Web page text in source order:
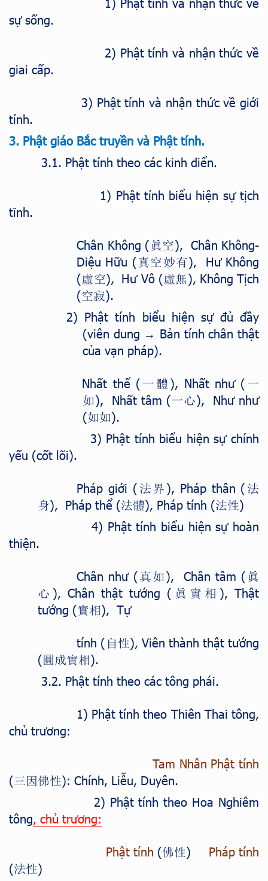
sự sống.
2) Phật tính và nhận thức về
giai cấp.
3) Phật tính và nhận thức về giới
tính.
3. Phật giáo Bắc truyền và Phật tính.
3.1. Phật tính theo các kinh điển.
1) Phật tính biểu hiện sự tịch
tĩnh.
Chân Không ( 眞空), Chân Không-
Diệu Hữu (真空妙有), Hư Không
(虛空), Hư Vô (虛無), Không Tịch
(空寂).
2) Phật tính biểu hiện sự đủ đầy
(viên dung → Bản tính chân thật
của vạn pháp).
Nhất thể ( 一體 ), Nhất như ( 一
如), Nhất tâm (一心), Như như
(如如).
3) Phật tính biểu hiện sự chính
yếu (cốt lõi).
Pháp giới ( 法界 ), Pháp thân ( 法
身), Pháp thể (法體), Pháp tính (法性)
4) Phật tính biểu hiện sự hoàn
thiện.
Chân như ( 真如 ), Chân tâm ( 眞
心 ), Chân thật tướng ( 眞實相 ), Thật
tướng (實相), Tự
tính ( 自性), Viên thành thật tướng
( 圓成實相).
3.2. Phật tính theo các tông phái.
1) Phật tính theo Thiên Thai tông,
chủ trương:
Tam Nhân Phật tính
(三因佛性): Chính, Liễu, Duyên.
2) Phật tính theo Hoa Nghiêm
tông, chủ trương:
Phật tính (佛性) Pháp tính
(法性)